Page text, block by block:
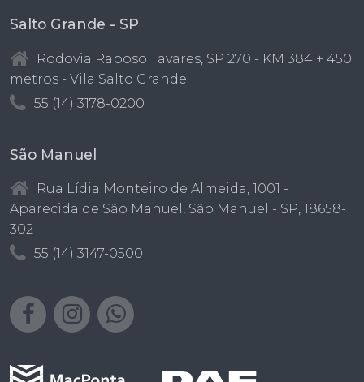
Salto Grande - SP
Rodovia Raposo Tavares, SP 270 - KM 384 + 450
metros - Vila Salto Grande
55 (14) 3178-0200
São Manuel
Rua Lídia Monteiro de Almeida, 1001 -
Aparecida de São Manuel, São Manuel - SP, 18658-
302
55 (14) 3147-0500